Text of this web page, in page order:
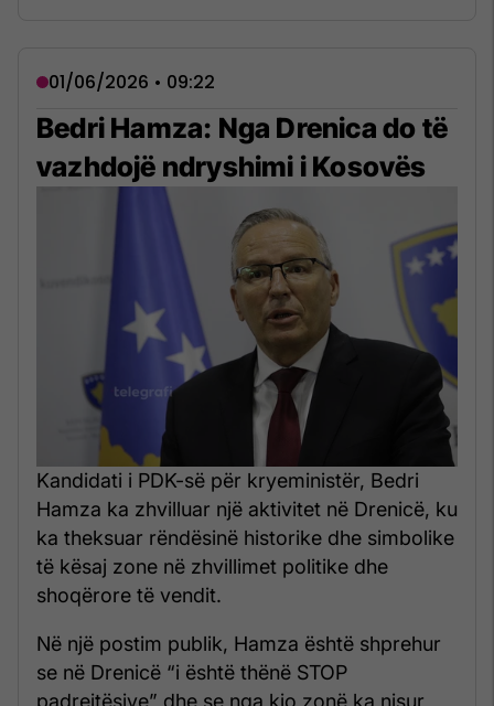
01/06/2026 • 09:22
Bedri Hamza: Nga Drenica do të
vazhdojë ndryshimi i Kosovës
Kandidati i PDK-së për kryeministër, Bedri
Hamza ka zhvilluar një aktivitet në Drenicë, ku
ka theksuar rëndësinë historike dhe simbolike
të kësaj zone në zhvillimet politike dhe
shoqërore të vendit.
Në një postim publik, Hamza është shprehur
se në Drenicë “i është thënë STOP
padrejtësive” dhe se nga kjo zonë ka nisur